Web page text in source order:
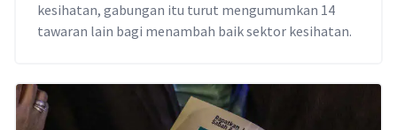
kesihatan, gabungan itu turut mengumumkan 14
tawaran lain bagi menambah baik sektor kesihatan.